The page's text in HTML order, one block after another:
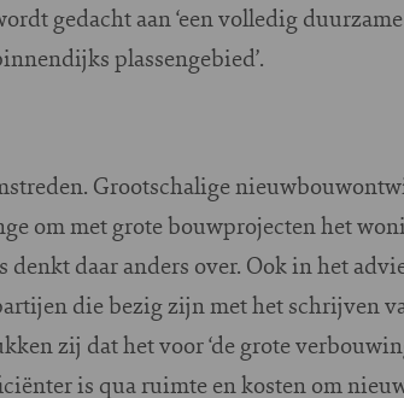
gedacht aan ‘een volledig
plassengebied’.
Grootschalige
om met grote bouwprojecten het
daar anders over. Ook in het
die bezig zijn met het schrijven
zij dat het voor ‘de grote
is qua ruimte en kosten om